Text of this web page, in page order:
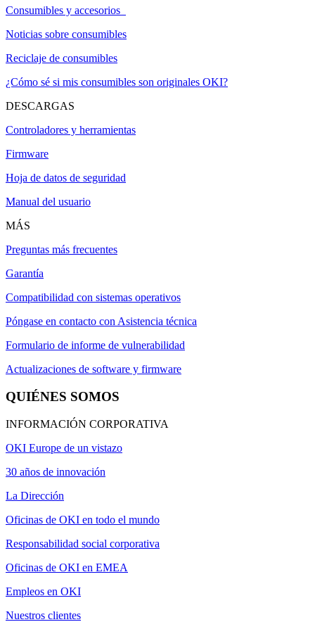
Consumibles y accesorios
Noticias sobre consumibles
Reciclaje de consumibles
¿Cómo sé si mis consumibles son originales OKI?
DESCARGAS
Controladores y herramientas
Firmware
Hoja de datos de seguridad
Manual del usuario
MÁS
Preguntas más frecuentes
Garantía
Compatibilidad con sistemas operativos
Póngase en contacto con Asistencia técnica
Formulario de informe de vulnerabilidad
Actualizaciones de software y firmware
QUIÉNES SOMOS
INFORMACIÓN CORPORATIVA
OKI Europe de un vistazo
30 años de innovación
La Dirección
Oficinas de OKI en todo el mundo
Responsabilidad social corporativa
Oficinas de OKI en EMEA
Empleos en OKI
Nuestros clientes